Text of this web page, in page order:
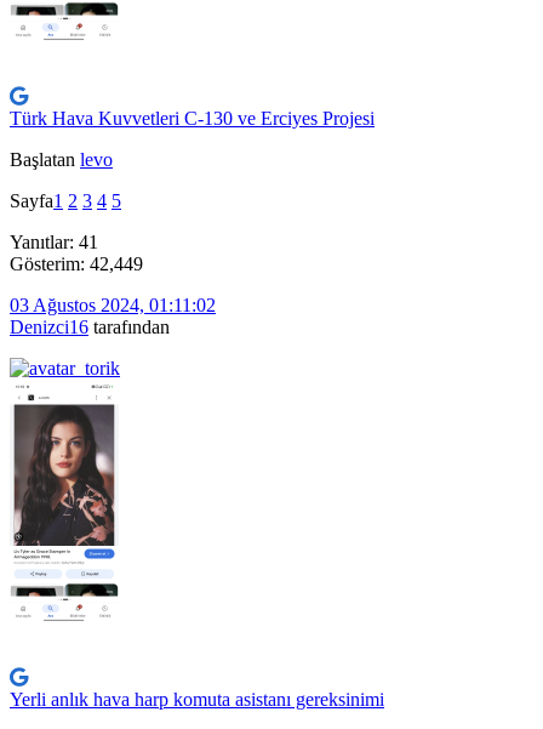
Türk Hava Kuvvetleri C-130 ve Erciyes Projesi
Başlatan levo
Sayfa1 2 3 4 5
Yanıtlar: 41
Gösterim: 42,449
03 Ağustos 2024, 01:11:02
Denizci16 tarafından
Yerli anlık hava harp komuta asistanı gereksinimi